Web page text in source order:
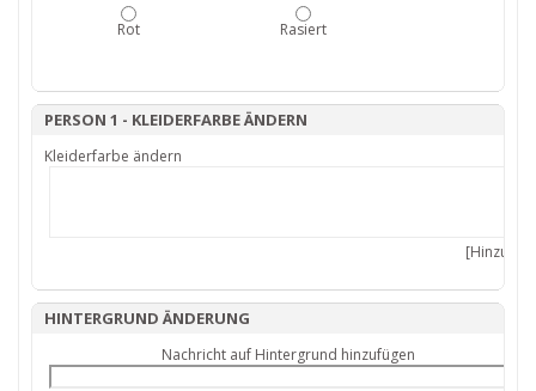
Rot Rasiert
PERSON 1 - KLEIDERFARBE ÄNDERN
Kleiderfarbe ändern
HINTERGRUND ÄNDERUNG
Nachricht auf Hintergrund hinzufügen